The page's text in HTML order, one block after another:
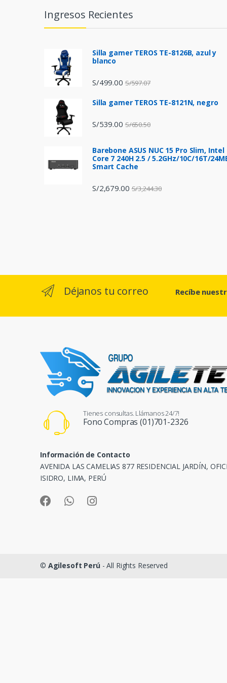
Ingresos Recientes
Silla gamer TEROS TE-8126B, azul y
blanco
S/499.00 S/597.07
Silla gamer TEROS TE-8121N, negro
S/539.00 S/650.50
Barebone ASUS NUC 15 Pro Slim, Intel
Core 7 240H 2.5 / 5.2GHz/10C/16T/
Smart Cache
S/2,679.00 S/3,244.30
Déjanos tu correo Recíbe
Tienes consultas. Llámanos 24/7!
Fono Compras (01)701-2326
Información de Contacto
AVENIDA LAS CAMELIAS 877 RESIDENCIAL JARDÍN,
ISIDRO, LIMA, PERÚ
© Agilesoft Perú- All Rights Reserved